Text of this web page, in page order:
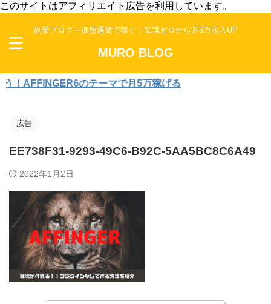
このサイトはアフィリエイト広告を利用しています。
副業ブログ＋仮想通貨で稼ぐ｜知識ゼロから月5万収入UP
MURO BLOG
のテーマで月5万稼げる
広告
EE738F31-9293-49C6-B92C-5AA5BC8C6A49
2022年1月2日